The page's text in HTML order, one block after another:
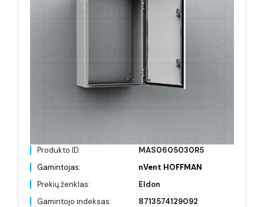
Produkto ID:
MAS0605030R5
Gamintojas:
nVent HOFFMAN
Prekių ženklas:
Eldon
Gamintojo indeksas:
8713574129092